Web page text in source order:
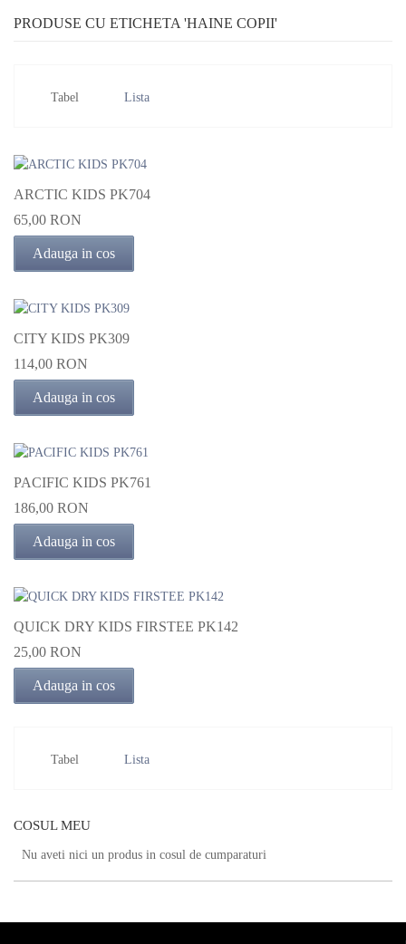
PRODUSE CU ETICHETA 'HAINE COPII'
Tabel Lista
ARCTIC KIDS PK704
65,00 RON
Adauga in cos
CITY KIDS PK309
114,00 RON
Adauga in cos
PACIFIC KIDS PK761
186,00 RON
Adauga in cos
QUICK DRY KIDS FIRSTEE PK142
25,00 RON
Adauga in cos
Tabel Lista
COSUL MEU
Nu aveti nici un produs in cosul de cumparaturi